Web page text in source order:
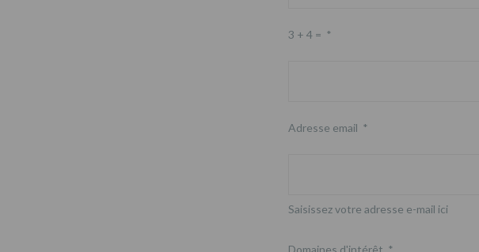
3 + 4 = *
Adresse email *
Saisissez votre adresse e-mail ici
Domaines d'intérêt *